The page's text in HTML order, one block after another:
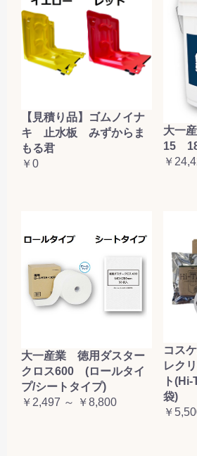
【見積り品】ゴムノイナ
キ 止水板 みずからま
もる君
￥0
大一
15
￥
大一産業 徳用ダスター
クロス600 (ロールタイ
プ/シートタイプ)
￥2,497 ～ ￥8,800
コス
レク
ト
袋)
￥